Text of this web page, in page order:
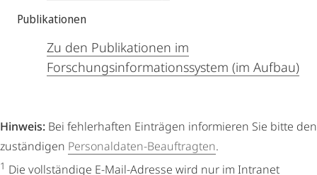
Publikationen
Zu den Publikationen im
Forschungsinformationssystem (im Aufbau)
Hinweis: Bei fehlerhaften Einträgen informieren Sie bitte den
zuständigen Personaldaten-Beauftragten.
1 Die vollständige E-Mail-Adresse wird nur im Intranet